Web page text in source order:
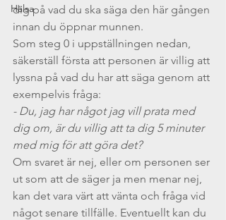
Hälsa
dig på vad du ska säga den här gången
innan du öppnar munnen.
Som steg 0 i uppställningen nedan,
säkerställ första att personen är villig att
lyssna på vad du har att säga genom att
exempelvis fråga:
- Du, jag har något jag vill prata med
dig om, är du villig att ta dig 5 minuter
med mig för att göra det?
Om svaret är nej, eller om personen ser
ut som att de säger ja men menar nej,
kan det vara värt att vänta och fråga vid
något senare tillfälle. Eventuellt kan du